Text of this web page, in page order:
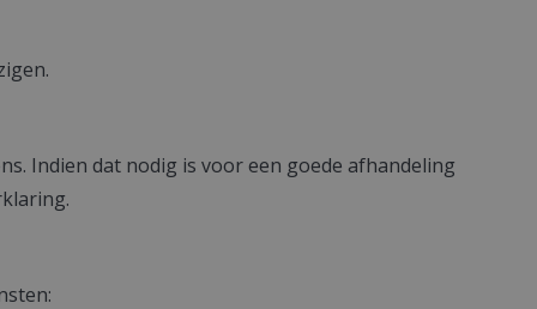
Indien dat nodig is voor een goede afhandeling